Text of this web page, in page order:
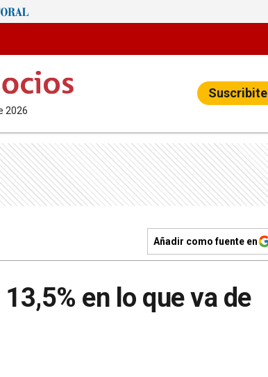
2026
Suscribite
Añadir como fuente en
en lo que va de